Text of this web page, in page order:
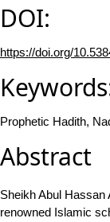
DOI:
https://doi.org/
Prophetic Hadith,
Abstract
Sheikh Abul Hassan
renowned Islamic